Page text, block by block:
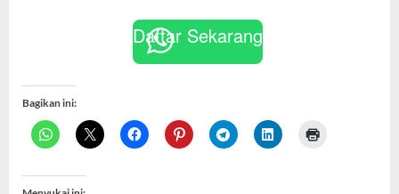
Daftar Sekarang
Bagikan ini: